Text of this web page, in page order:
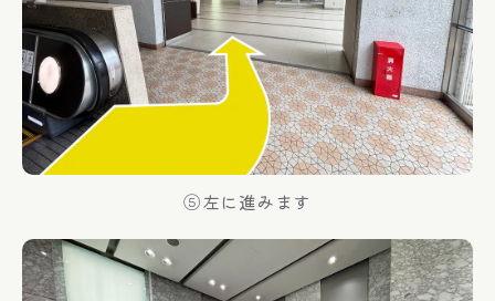
⑤左に進みます